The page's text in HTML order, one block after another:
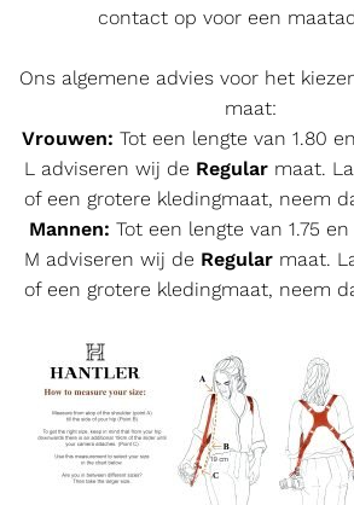
contact op voor een
Ons algemene advies voor het
maat:
Vrouwen: Tot een lengte van 1.80
L adviseren wij de Regular maat.
of een grotere kledingmaat, neem
Mannen: Tot een lengte van 1.75
M adviseren wij de Regular maat.
of een grotere kledingmaat, neem